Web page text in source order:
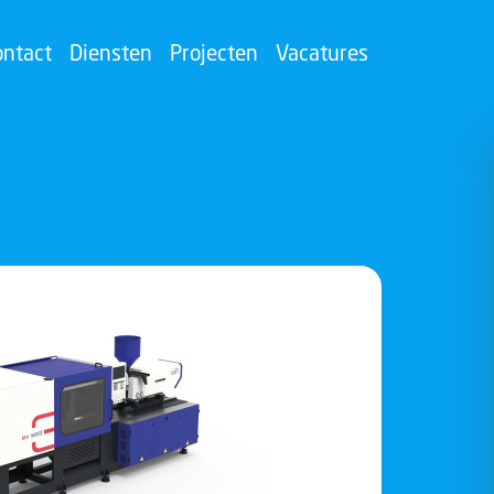
Diensten Projecten Vacatures